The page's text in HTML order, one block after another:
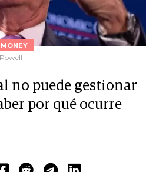
MONEY
no puede gestionar
por qué ocurre